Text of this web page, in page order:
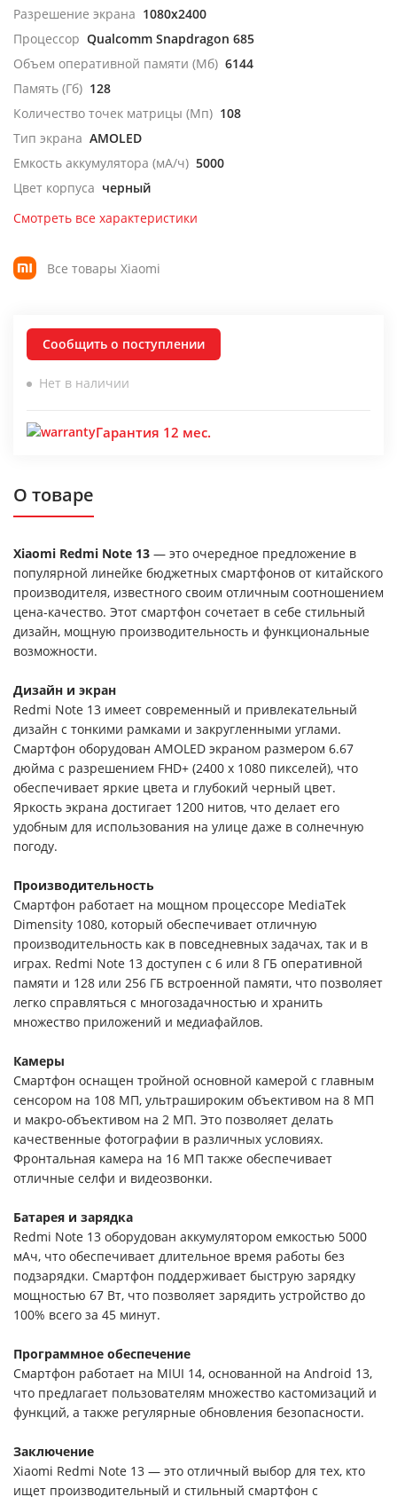
Разрешение экрана 1080x2400
Процессор Qualcomm Snapdragon 685
Объем оперативной памяти (Мб) 6144
Память (Гб) 128
Количество точек матрицы (Мп) 108
Тип экрана AMOLED
Емкость аккумулятора (мА/ч) 5000
Цвет корпуса черный
Смотреть все характеристики
Все товары Xiaomi
Сообщить о поступлении
Нет в наличии
Гарантия 12 мес.
О товаре
Xiaomi Redmi Note 13 — это очередное предложение в
популярной линейке бюджетных смартфонов от китайского
производителя, известного своим отличным соотношением
цена-качество. Этот смартфон сочетает в себе стильный
дизайн, мощную производительность и функциональные
возможности.
Дизайн и экран
Redmi Note 13 имеет современный и привлекательный
дизайн с тонкими рамками и закругленными углами.
Смартфон оборудован AMOLED экраном размером 6.67
дюйма с разрешением FHD+ (2400 x 1080 пикселей), что
обеспечивает яркие цвета и глубокий черный цвет.
Яркость экрана достигает 1200 нитов, что делает его
удобным для использования на улице даже в солнечную
погоду.
Производительность
Смартфон работает на мощном процессоре MediaTek
Dimensity 1080, который обеспечивает отличную
производительность как в повседневных задачах, так и в
играх. Redmi Note 13 доступен с 6 или 8 ГБ оперативной
памяти и 128 или 256 ГБ встроенной памяти, что позволяет
легко справляться с многозадачностью и хранить
множество приложений и медиафайлов.
Камеры
Смартфон оснащен тройной основной камерой с главным
сенсором на 108 МП, ультрашироким объективом на 8 МП
и макро-объективом на 2 МП. Это позволяет делать
качественные фотографии в различных условиях.
Фронтальная камера на 16 МП также обеспечивает
отличные селфи и видеозвонки.
Батарея и зарядка
Redmi Note 13 оборудован аккумулятором емкостью 5000
мАч, что обеспечивает длительное время работы без
подзарядки. Смартфон поддерживает быструю зарядку
мощностью 67 Вт, что позволяет зарядить устройство до
100% всего за 45 минут.
Программное обеспечение
Смартфон работает на MIUI 14, основанной на Android 13,
что предлагает пользователям множество кастомизаций и
функций, а также регулярные обновления безопасности.
Заключение
Xiaomi Redmi Note 13 — это отличный выбор для тех, кто
ищет производительный и стильный смартфон с